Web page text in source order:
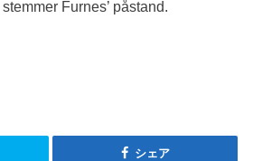
Furnes’ påstand.
シェア